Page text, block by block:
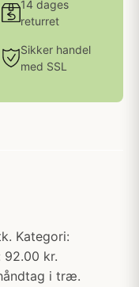
14 dages
returret
Sikker handel
med SSL
Kategori:
92.00 kr.
i træ.